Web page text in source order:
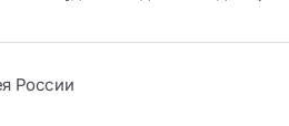
России